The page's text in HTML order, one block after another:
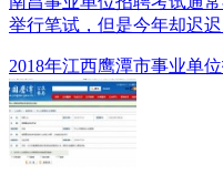
举行笔试，但是今年却迟迟
2018年江西鹰潭市事业单